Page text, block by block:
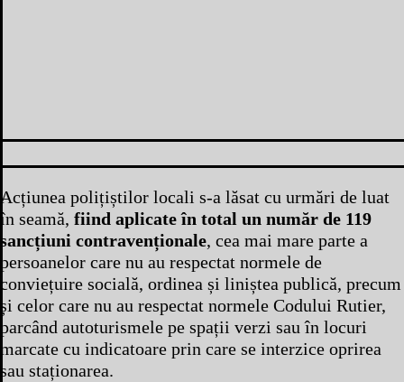
Acțiunea polițiștilor locali s-a lăsat cu urmări de luat
în seamă, fiind aplicate în total un număr de 119
sancțiuni contravenționale, cea mai mare parte a
persoanelor care nu au respectat normele de
conviețuire socială, ordinea și liniștea publică, precum
și celor care nu au respectat normele Codului Rutier,
parcând autoturismele pe spații verzi sau în locuri
marcate cu indicatoare prin care se interzice oprirea
sau staționarea.